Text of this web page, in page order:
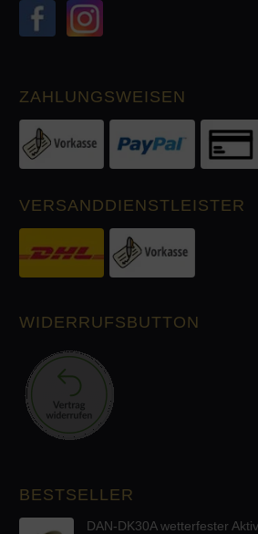
ZAHLUNGSWEISEN
VERSANDDIENSTLEISTER
WIDERRUFSBUTTON
BESTSELLER
DAN-DK30A wetterfester